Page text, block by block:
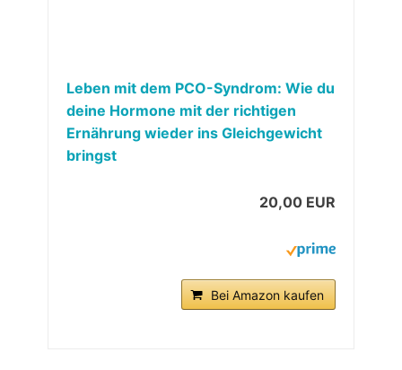
Leben mit dem PCO-Syndrom: Wie du
deine Hormone mit der richtigen
Ernährung wieder ins Gleichgewicht
bringst
20,00 EUR
Bei Amazon kaufen